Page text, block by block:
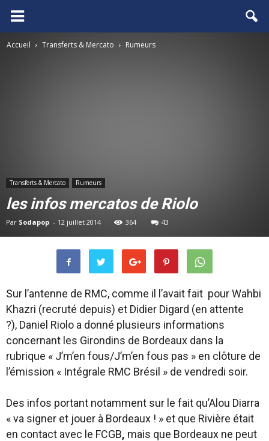
FCGB.net
Accueil Transferts & Mercato Rumeurs
Transferts & Mercato Rumeurs
les infos mercatos de Riolo
Par Sodapop - 12 juillet 2014 364 43
Sur l’antenne de RMC, comme il l’avait fait pour Wahbi
Khazri (recruté depuis) et Didier Digard (en attente
?), Daniel Riolo a donné plusieurs informations
concernant les Girondins de Bordeaux dans la
rubrique « J’m’en fous/J’m’en fous pas » en clôture de
l’émission « Intégrale RMC Brésil » de vendredi soir.
Des infos portant notamment sur le fait qu’Alou Diarra
« va signer et jouer à Bordeaux ! » et que Rivière était
en contact avec le FCGB, mais que Bordeaux ne peut